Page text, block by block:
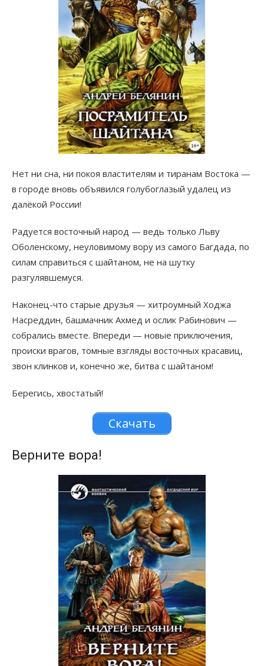
Нет ни сна, ни покоя властителям и тиранам Востока —
в городе вновь объявился голубоглазый удалец из
далёкой России!
Радуется восточный народ — ведь только Льву
Оболенскому, неуловимому вору из самого Багдада, по
силам справиться с шайтаном, не на шутку
разгулявшемуся.
Наконец-что старые друзья — хитроумный Ходжа
Насреддин, башмачник Ахмед и ослик Рабинович —
собрались вместе. Впереди — новые приключения,
происки врагов, томные взгляды восточных красавиц,
звон клинков и, конечно же, битва с шайтаном!
Берегись, хвостатый!
Скачать
Верните вора!